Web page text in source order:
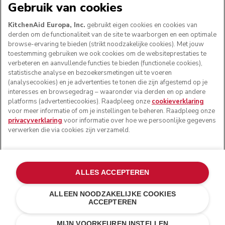
VOLG ONS
© KitchenAid 2026 - Alle rechten voorbehouden.
KitchenAid en het design van de mixer zijn handelsmerken
in de Verenigde Staten en andere landen.
Mijn cookies beheren Privacyverklaring
Gebruik van cookies
KitchenAid Europa, Inc. gebruikt eigen cookies en cookies van
derden om de functionaliteit van de site te waarborgen en een optimale
browse-ervaring te bieden (strikt noodzakelijke cookies). Met jouw
toestemming gebruiken we ook cookies om de websiteprestaties te
verbeteren en aanvullende functies te bieden (functionele cookies),
statistische analyse en bezoekersmetingen uit te voeren
(analysecookies) en je advertenties te tonen die zijn afgestemd op je
interesses en browsegedrag – waaronder via derden en op andere
platforms (advertentiecookies). Raadpleeg onze cookieverklaring
voor meer informatie of om je instellingen te beheren. Raadpleeg onze
privacyverklaring voor informatie over hoe we persoonlijke gegevens
verwerken die via cookies zijn verzameld.
ALLEEN NOODZAKELIJKE COOKIES
ACCEPTEREN
ALLES ACCEPTEREN